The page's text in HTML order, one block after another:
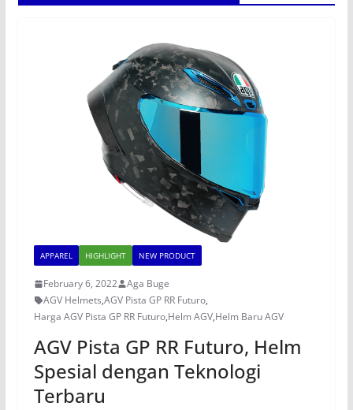
APPAREL HIGHLIGHT NEW PRODUCT
February 6, 2022
Aga Buge
AGV Helmets,AGV Pista GP RR Futuro,
Harga AGV Pista GP RR Futuro,Helm AGV,Helm Baru AGV
AGV Pista GP RR Futuro, Helm
Spesial dengan Teknologi
Terbaru